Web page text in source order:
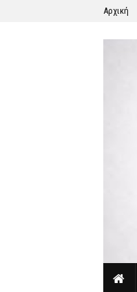
Αρχική